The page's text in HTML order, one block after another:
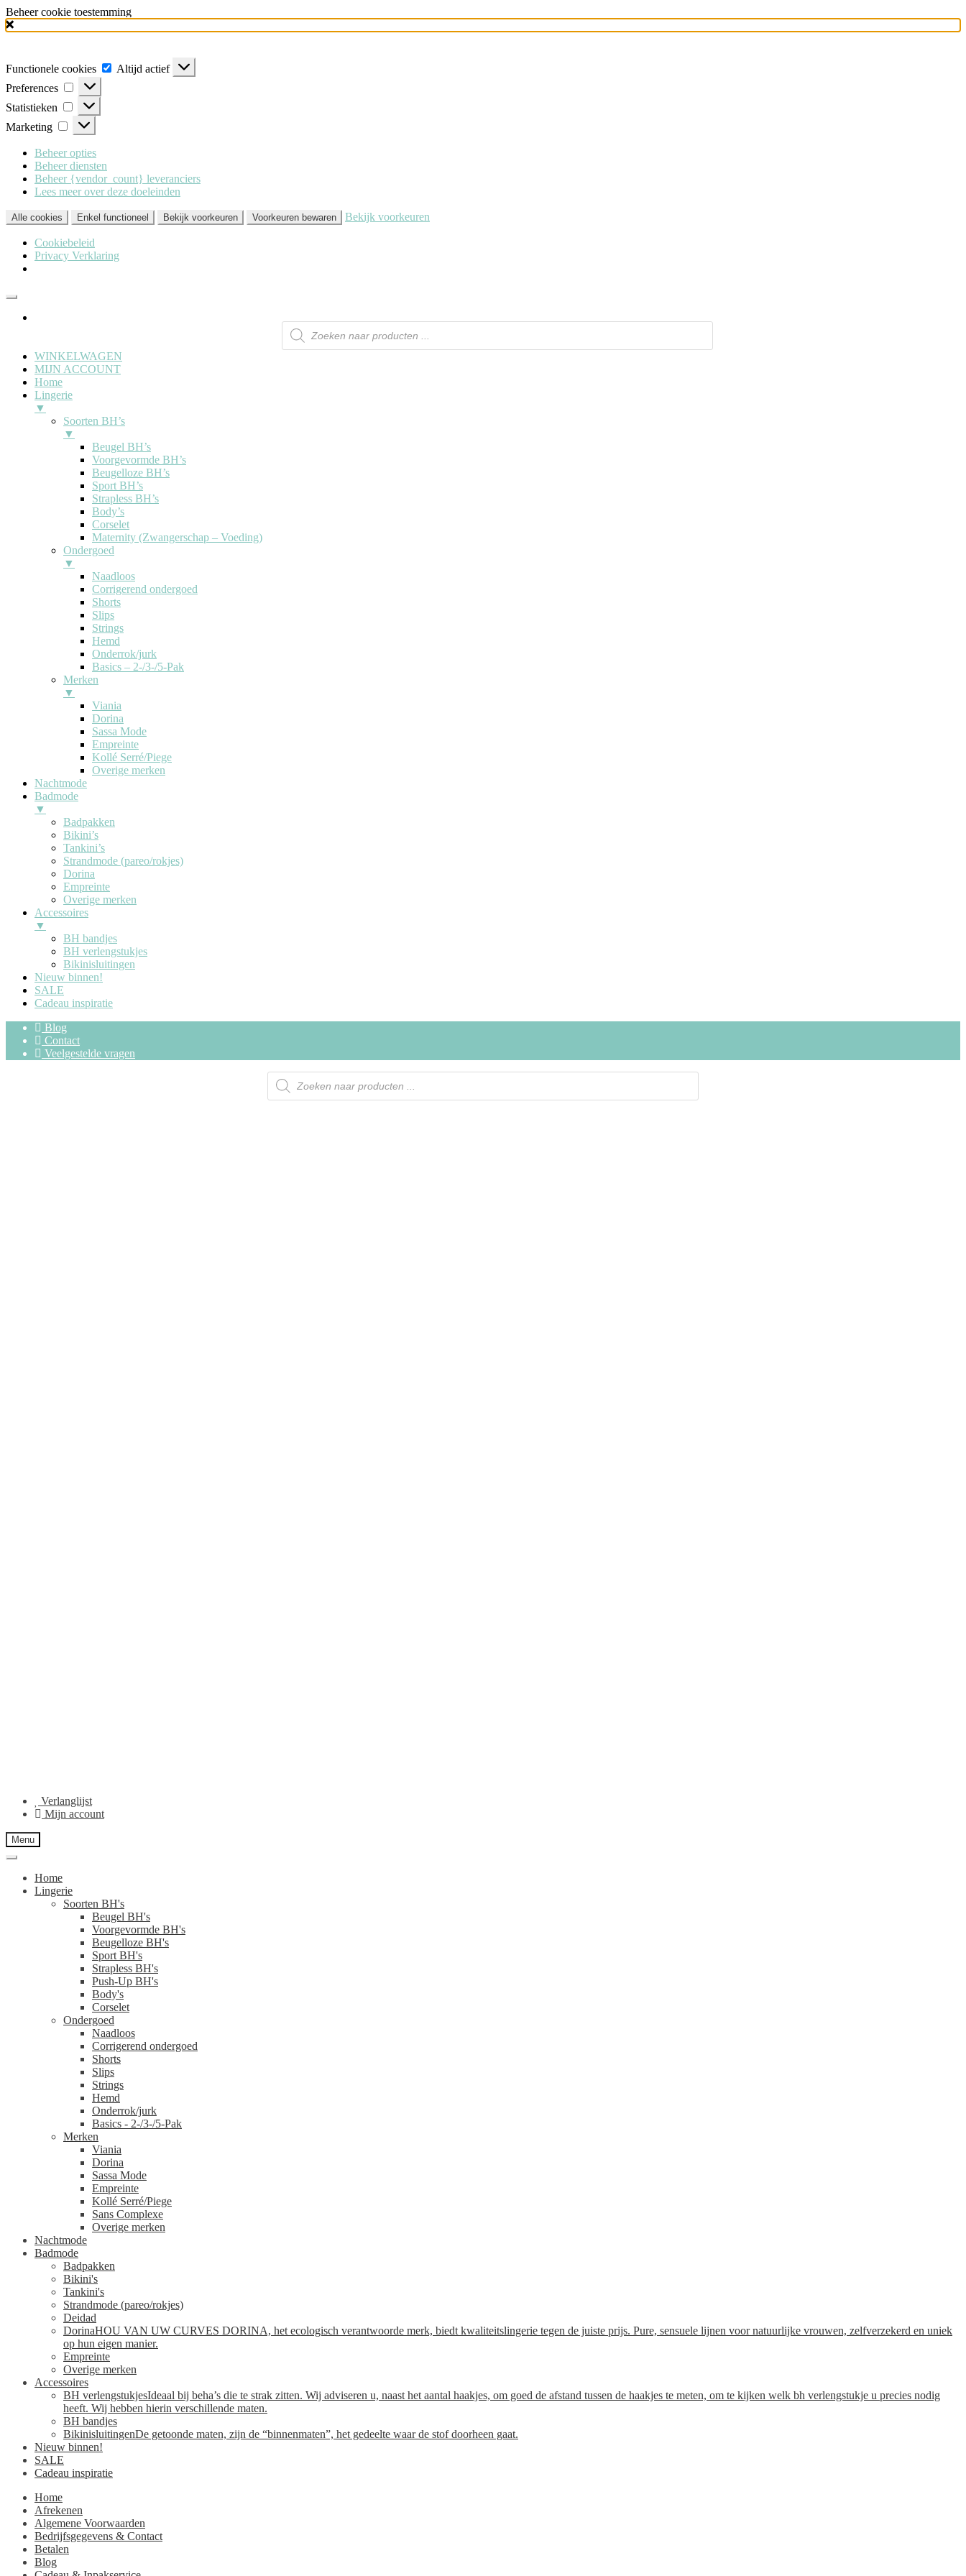
Beheer cookie toestemming
Functionele cookies
Altijd actief
Preferences
Statistieken
Marketing
Beheer opties
Beheer diensten
Beheer {vendor_count} leveranciers
Lees meer over deze doeleinden
Alle cookies Enkel functioneel Bekijk voorkeuren Voorkeuren bewaren Bekijk voorkeuren
Cookiebeleid
Privacy Verklaring
WINKELWAGEN
MIJN ACCOUNT
Home
Lingerie
▼
Soorten BH’s
▼
Beugel BH’s
Voorgevormde BH’s
Beugelloze BH’s
Sport BH’s
Strapless BH’s
Body’s
Corselet
Maternity (Zwangerschap – Voeding)
Ondergoed
▼
Naadloos
Corrigerend ondergoed
Shorts
Slips
Strings
Hemd
Onderrok/jurk
Basics – 2-/3-/5-Pak
Merken
▼
Viania
Dorina
Sassa Mode
Empreinte
Kollé Serré/Piege
Overige merken
Nachtmode
Badmode
▼
Badpakken
Bikini’s
Tankini’s
Strandmode (pareo/rokjes)
Dorina
Empreinte
Overige merken
Accessoires
▼
BH bandjes
BH verlengstukjes
Bikinisluitingen
Nieuw binnen!
SALE
Cadeau inspiratie
Blog
Contact
Veelgestelde vragen
Verlanglijst
Mijn account
Menu
Home
Lingerie
Soorten BH's
Beugel BH's
Voorgevormde BH's
Beugelloze BH's
Sport BH's
Strapless BH's
Push-Up BH's
Body's
Corselet
Ondergoed
Naadloos
Corrigerend ondergoed
Shorts
Slips
Strings
Hemd
Onderrok/jurk
Basics - 2-/3-/5-Pak
Merken
Viania
Dorina
Sassa Mode
Empreinte
Kollé Serré/Piege
Sans Complexe
Overige merken
Nachtmode
Badmode
Badpakken
Bikini's
Tankini's
Strandmode (pareo/rokjes)
Deidad
DorinaHOU VAN UW CURVES DORINA, het ecologisch verantwoorde merk, biedt kwaliteitslingerie tegen de juiste prijs. Pure, sensuele lijnen voor natuurlijke vrouwen, zelfverzekerd en uniek
op hun eigen manier.
Empreinte
Overige merken
Accessoires
BH verlengstukjesIdeaal bij beha’s die te strak zitten. Wij adviseren u, naast het aantal haakjes, om goed de afstand tussen de haakjes te meten, om te kijken welk bh verlengstukje u precies nodig
heeft. Wij hebben hierin verschillende maten.
BH bandjes
BikinisluitingenDe getoonde maten, zijn de “binnenmaten”, het gedeelte waar de stof doorheen gaat.
Nieuw binnen!
SALE
Cadeau inspiratie
Home
Afrekenen
Algemene Voorwaarden
Bedrijfsgegevens & Contact
Betalen
Blog